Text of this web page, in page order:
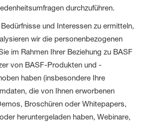
durchzuführen.
und Interessen zu ermitteln,
wir die personenbezogenen
im Rahmen Ihrer Beziehung zu BASF
von BASF-Produkten und -
haben (insbesondere Ihre
die von Ihnen erworbenen
Broschüren oder Whitepapers,
heruntergeladen haben, Webinare,